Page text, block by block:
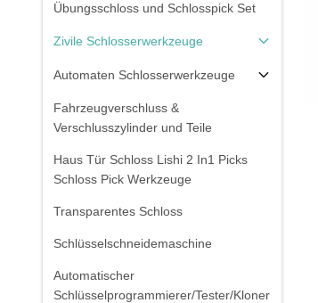
Übungsschloss und Schlosspick Set
Zivile Schlosserwerkzeuge
Automaten Schlosserwerkzeuge
Fahrzeugverschluss &
Verschlusszylinder und Teile
Haus Tür Schloss Lishi 2 In1 Picks
Schloss Pick Werkzeuge
Transparentes Schloss
Schlüsselschneidemaschine
Automatischer
Schlüsselprogrammierer/Tester/Kloner